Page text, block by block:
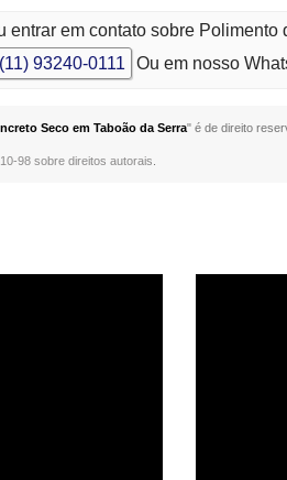
entrar em contato sobre
(11) 93240-0111 Ou em nosso
Seco em Taboão da Serra" é de direito
98 sobre direitos autorais